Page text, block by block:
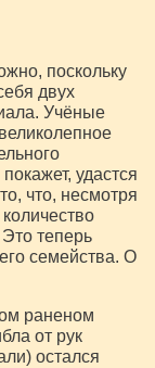
поскольку
двух
Учёные
удастся
что, несмотря
теперь
семейства. О
раненом
от рук
остался